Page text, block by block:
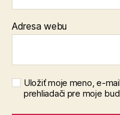
Adresa webu
Uložiť moje meno, e-
prehliadači pre moje